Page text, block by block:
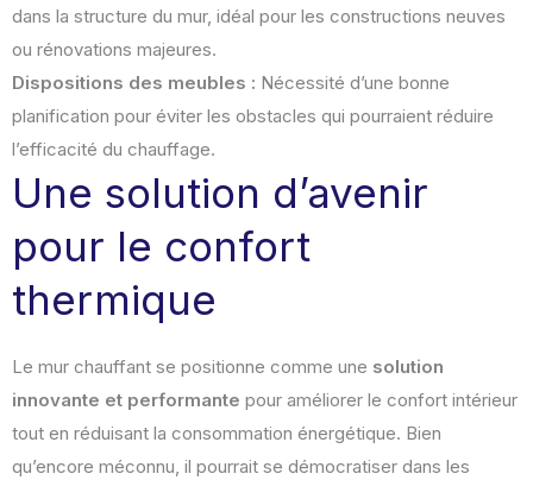
dans la structure du mur, idéal pour les constructions neuves
ou rénovations majeures.
Dispositions des meubles : Nécessité d’une bonne
planification pour éviter les obstacles qui pourraient réduire
l’efficacité du chauffage.
Une solution d’avenir
pour le confort
thermique
Le mur chauffant se positionne comme une solution
innovante et performante pour améliorer le confort intérieur
tout en réduisant la consommation énergétique. Bien
qu’encore méconnu, il pourrait se démocratiser dans les